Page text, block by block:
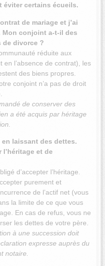
éviter certains écueils.
de mariage et j’ai
Mon conjoint a-t-il des
de divorce ?
réduite aux
l’absence de contrat), les
des biens propres.
conjoint n’a pas de droit
de conserver des
a été acquis par héritage
laissant des dettes.
l’héritage et de
d’accepter l’héritage.
purement et
de l’actif net (vous
la limite de ce que vous
En cas de refus, vous ne
les dettes de votre père.
à une succession doit
expresse auprès du
notaire.